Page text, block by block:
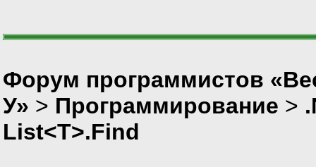
Форум программистов
У» > Программирование >
List<T>.Find